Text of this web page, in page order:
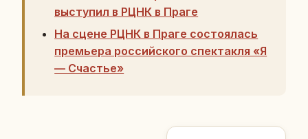
выступил в РЦНК в Праге
На сцене РЦНК в Праге состоялась
премьера российского спектакля «Я
— Счастье»